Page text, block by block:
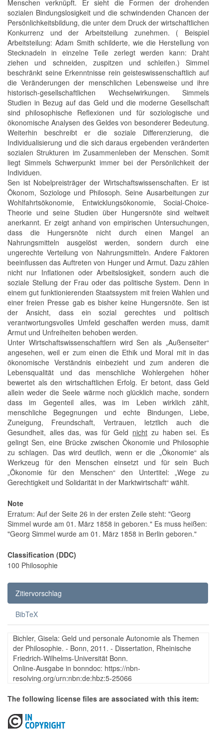
Menschen verknüpft. Er sieht die Formen der drohenden
sozialen Bindungslosigkeit und die schwindenden Chancen der
Persönlichkeitsbildung, die unter dem Druck der wirtschaftlichen
Konkurrenz und der Arbeitsteilung zunehmen. ( Beispiel
Arbeitsteilung: Adam Smith schilderte, wie die Herstellung von
Stecknadeln in einzelne Teile zerlegt werden kann: Draht
ziehen und schneiden, zuspitzen und schleifen.) Simmel
beschränkt seine Erkenntnisse rein geisteswissenschaftlich auf
die Veränderungen der menschlichen Lebensweise und ihre
historisch-gesellschaftlichen Wechselwirkungen. Simmels
Studien in Bezug auf das Geld und die moderne Gesellschaft
sind philosophische Reflexionen und für soziologische und
ökonomische Analysen des Geldes von besonderer Bedeutung.
Weiterhin beschreibt er die soziale Differenzierung, die
Individualisierung und die sich daraus ergebenden veränderten
sozialen Strukturen im Zusammenleben der Menschen. Somit
liegt Simmels Schwerpunkt immer bei der Persönlichkeit der
Individuen.
Sen ist Nobelpreisträger der Wirtschaftswissenschaften. Er ist
Ökonom, Soziologe und Philosoph. Seine Ausarbeitungen zur
Wohlfahrtsökonomie, Entwicklungsökonomie, Social-Choice-
Theorie und seine Studien über Hungersnöte sind weltweit
anerkannt. Er zeigt anhand von empirischen Untersuchungen,
dass die Hungersnöte nicht durch einen Mangel an
Nahrungsmitteln ausgelöst werden, sondern durch eine
ungerechte Verteilung von Nahrungsmitteln. Andere Faktoren
beeinflussen das Auftreten von Hunger und Armut. Dazu zählen
nicht nur Inflationen oder Arbeitslosigkeit, sondern auch die
soziale Stellung der Frau oder das politische System. Denn in
einem gut funktionierenden Staatssystem mit freien Wahlen und
einer freien Presse gab es bisher keine Hungersnöte. Sen ist
der Ansicht, dass ein sozial gerechtes und politisch
verantwortungsvolles Umfeld geschaffen werden muss, damit
Armut und Unfreiheiten behoben werden.
Unter Wirtschaftswissenschaftlern wird Sen als „Außenseiter“
angesehen, weil er zum einen die Ethik und Moral mit in das
ökonomische Verständnis einbezieht und zum anderen die
Lebensqualität und das menschliche Wohlergehen höher
bewertet als den wirtschaftlichen Erfolg. Er betont, dass Geld
allein weder die Seele wärme noch glücklich mache, sondern
dass im Gegenteil alles, was im Leben wirklich zählt,
menschliche Begegnungen und echte Bindungen, Liebe,
Zuneigung, Freundschaft, Vertrauen, letztlich auch die
Gesundheit, alles das, was für Geld nicht zu haben sei. Es
gelingt Sen, eine Brücke zwischen Ökonomie und Philosophie
zu schlagen. Das wird deutlich, wenn er die „Ökonomie“ als
Werkzeug für den Menschen einsetzt und für sein Buch
„Ökonomie für den Menschen“ den Untertitel: „Wege zu
Gerechtigkeit und Solidarität in der Marktwirtschaft“ wählt.
Note
Erratum: Auf der Seite 26 in der ersten Zeile steht: "Georg
Simmel wurde am 01. März 1858 in geboren." Es muss heißen:
"Georg Simmel wurde am 01. März 1858 in Berlin geboren."
Classification (DDC)
100 Philosophie
Zitiervorschlag
BibTeX
Bichler, Gisela: Geld und personale Autonomie als Themen
der Philosophie. - Bonn, 2011. - Dissertation, Rheinische
Friedrich-Wilhelms-Universität Bonn.
Online-Ausgabe in bonndoc: https://nbn-
resolving.org/urn:nbn:de:hbz:5-25066
The following license files are associated with this item: